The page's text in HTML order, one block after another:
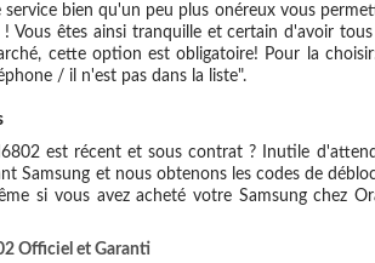
bien qu'un peu plus onéreux vous
Vous êtes ainsi tranquille et certain d'avoir
cette option est obligatoire! Pour la
/ il n'est pas dans la liste".
est récent et sous contrat ? Inutile
Samsung et nous obtenons les codes de
si vous avez acheté votre Samsung chez
Officiel et Garanti